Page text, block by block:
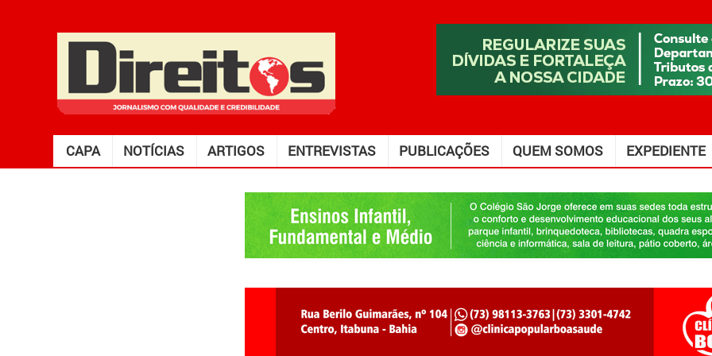
CAPA NOTÍCIAS ARTIGOS ENTREVISTAS PUBLICAÇÕES QUEM SOMOS EXPEDIENTE